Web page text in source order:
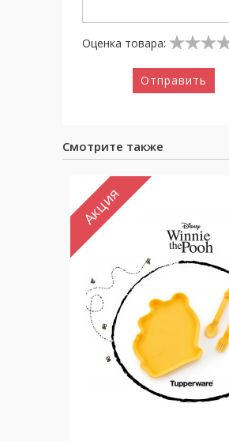
Оценка товара:
Отправить
Смотрите также
Акция